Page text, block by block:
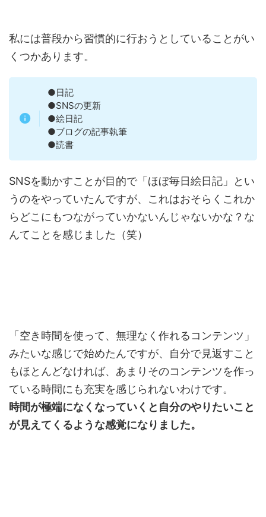
私には普段から習慣的に行おうとしていることがい
くつかあります。
●日記
●SNSの更新
●絵日記
●ブログの記事執筆
●読書
SNSを動かすことが目的で「ほぼ毎日絵日記」とい
うのをやっていたんですが、これはおそらくこれか
らどこにもつながっていかないんじゃないかな？な
んてことを感じました（笑）
「空き時間を使って、無理なく作れるコンテンツ」
みたいな感じで始めたんですが、自分で見返すこと
もほとんどなければ、あまりそのコンテンツを作っ
ている時間にも充実を感じられないわけです。
時間が極端になくなっていくと自分のやりたいこと
が見えてくるような感覚になりました。